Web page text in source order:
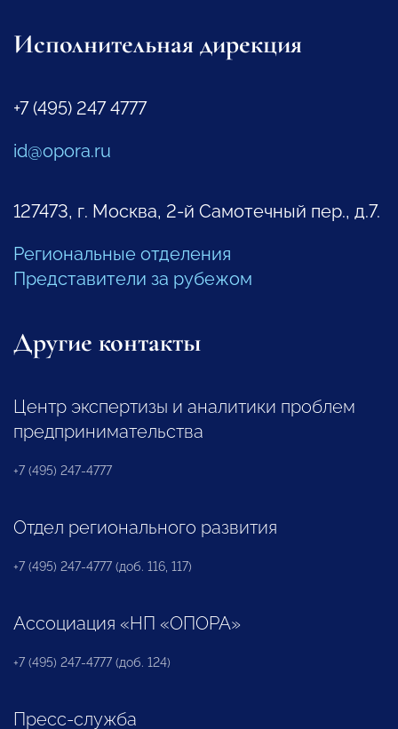
Исполнительная дирекция
+7 (495) 247 4777
id@opora.ru
127473, г. Москва, 2-й Самотечный пер., д.7.
Региональные отделения
Представители за рубежом
Другие контакты
Центр экспертизы и аналитики проблем
предпринимательства
+7 (495) 247-4777
Отдел регионального развития
+7 (495) 247-4777 (доб. 116, 117)
Ассоциация «НП «ОПОРА»
+7 (495) 247-4777 (доб. 124)
Пресс-служба